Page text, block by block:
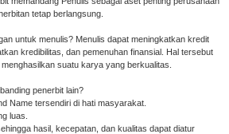
tetap berlangsung.
untuk menulis? Menulis dapat meningkatkan kredit
kredibilitas, dan pemenuhan finansial. Hal tersebut
suatu karya yang berkualitas.
penerbit lain?
Name tersendiri di hati masyarakat.
luas.
hasil, kecepatan, dan kualitas dapat diatur